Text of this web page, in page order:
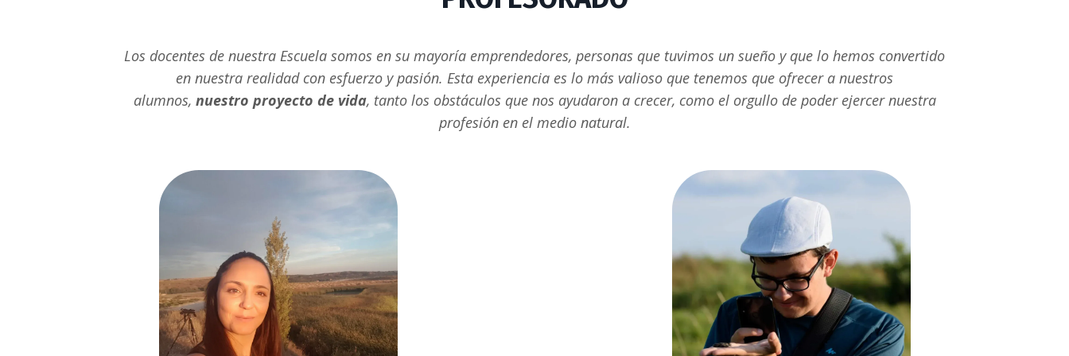
Los docentes de nuestra Escuela somos en su mayoría emprendedores, personas que tuvimos un sueño y que lo hemos convertido
en nuestra realidad con esfuerzo y pasión. Esta experiencia es lo más valioso que tenemos que ofrecer a nuestros
alumnos, nuestro proyecto de vida, tanto los obstáculos que nos ayudaron a crecer, como el orgullo de poder ejercer nuestra
profesión en el medio natural.